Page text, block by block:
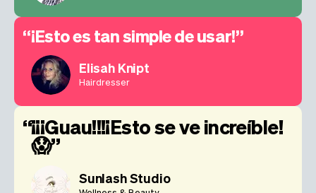
¡Esto es tan simple de usar!
Elisah Knipt
Hairdresser
¡¡¡Guau!!!¡Esto se ve increíble!
😱
Sunlash Studio